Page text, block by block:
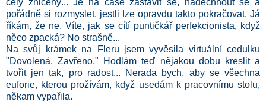
celý zničený... Je na čase zastavit se, nadechnout se a
pořádně si rozmyslet, jestli lze opravdu takto pokračovat. Já
říkám, že ne. Víte, jak se cítí puntičkář perfekcionista, když
něco zpacká? No strašně...
Na svůj krámek na Fleru jsem vyvěsila virtuální cedulku
"Dovolená. Zavřeno." Hodlám teď nějakou dobu kreslit a
tvořit jen tak, pro radost... Nerada bych, aby se všechna
euforie, kterou prožívám, když usedám k pracovnímu stolu,
někam vypařila.